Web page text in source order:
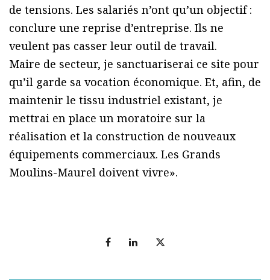
de tensions. Les salariés n’ont qu’un objectif :
conclure une reprise d’entreprise. Ils ne
veulent pas casser leur outil de travail.
Maire de secteur, je sanctuariserai ce site pour
qu’il garde sa vocation économique. Et, afin, de
maintenir le tissu industriel existant, je
mettrai en place un moratoire sur la
réalisation et la construction de nouveaux
équipements commerciaux. Les Grands
Moulins-Maurel doivent vivre».